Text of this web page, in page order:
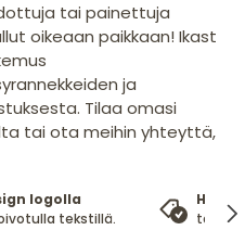
tai painettuja
oikeaan paikkaan! Ikast
ja
Tilaa omasi
tai ota meihin yhteyttä,
logolla
tekstillä.
takaa